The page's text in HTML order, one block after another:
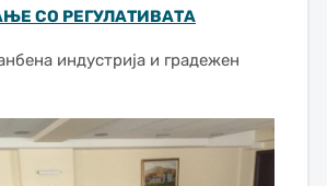
СО РЕГУЛАТИВАТА
индустрија и градежен